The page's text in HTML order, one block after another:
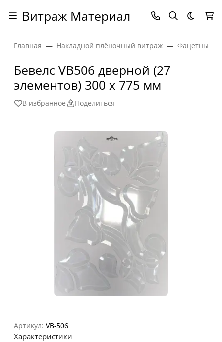
Витраж Материал Темная
Главная Накладной плёночный витраж Фацетные
Бевелс VB506 дверной (27
элементов) 300 х 775 мм
В избранное Поделиться
Артикул: VB-506
Характеристики